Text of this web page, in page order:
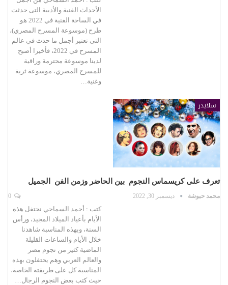
الأحداث الفنية والأدبية التى حدثت
في الساحة الفنية في 2022 هو
طرح (موسوعة المسرح المصري)،
التى تعتبر أجمل ما حدث في عالم
المسرح في 2022، فأخيرا أصبح
لدينا موسوعة محترمة وراقية
للمسرح المصري، موسوعة ثرية
وغنية…
سلايدر
تعرف على كريسماس النجوم بين الحاضر وزمن الفن الجميل
محمد حبوشة ديسمبر 30, 2022
كتب : أحمد السماحي نحتفل هذه
الأيام بأعياد الميلاد المجيد، ورأس
السنة، وبهذه المناسبة شاهدنا
خلال الأيام والساعات القليلة
الماضية كثير من نجوم مصر
والعالم العربي وهم يحتفلون بهذه
المناسبة كل على طريقته الخاصة،
حيث كتب بعض النجوم الرجال…